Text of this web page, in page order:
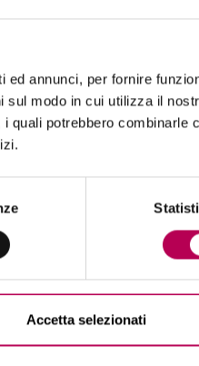
annunci, per fornire
modo in cui utilizza il
quali potrebbero combinarle
Accetta selezionati
DI MEZZOCORONA CHIUSA
di Mezzocorona èchiusa
è raggiungibile
10 mesi